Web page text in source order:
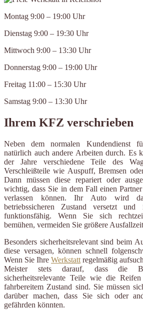
Montag 9:00 – 19:00 Uhr
Dienstag 9:00 – 19:30 Uhr
Mittwoch 9:00 – 13:30 Uhr
Donnerstag 9:00 – 19:00 Uhr
Freitag 11:00 – 15:30 Uhr
Samstag 9:00 – 13:30 Uhr
Ihrem KFZ verschrieben
Neben dem normalen Kundendienst
natürlich auch andere Arbeiten durch. Es
der Jahre verschiedene Teile des
Verschleißteile wie Auspuff, Bremsen
Dann müssen diese repariert oder
wichtig, dass Sie in dem Fall einen
verlassen können. Ihr Auto wird
betriebssicheren Zustand versetzt
funktionsfähig. Wenn Sie sich
bemühen, vermeiden Sie größere
Besonders sicherheitsrelevant sind beim
diese versagen, können schnell
Wenn Sie Ihre Werkstatt regelmäßig
Meister stets darauf, dass die
sicherheitsrelevante Teile wie die
fahrbereitem Zustand sind. Sie müssen
darüber machen, dass Sie sich oder
gefährden könnten.